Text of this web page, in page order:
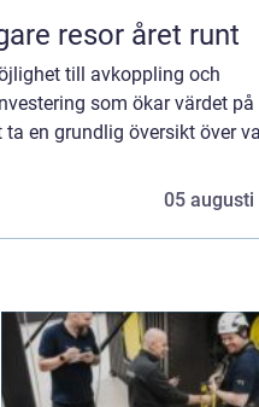
resor året runt
till avkoppling och
som ökar värdet på
en grundlig översikt över
05 augusti